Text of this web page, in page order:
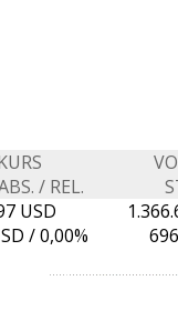
/ REL.
USD
/0,00%